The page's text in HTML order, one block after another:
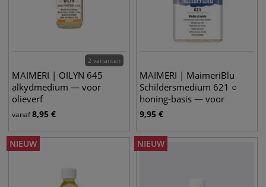
2 varianten
MAIMERI | OILYN 645
alkydmedium — voor
olieverf
vanaf8,95 €
MAIMERI | MaimeriBlu
Schildersmedium 621 ○
honing-basis — voor
aquarelverf
9,95 €
NIEUW NIEUW